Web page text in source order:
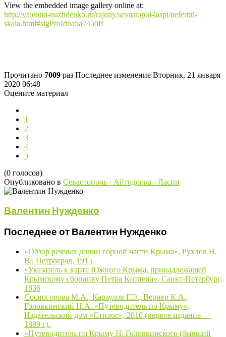
View the embedded image gallery online at:
http://valentin-nuzhdenko.ru/rajony/sevastopol-laspi/nefertiti-
skala.html#sigProIdba5a2450ff
Прочитано 7009 раз Последнее изменение Вторник, 21 января
2020 06:48
Оцените материал
1
2
3
4
5
(0 голосов)
Опубликовано в Севастополь - Айтодорка - Ласпи
Валентин Нужденко
Последнее от Валентин Нужденко
«Обзор речных долин горной части Крыма», Рухлов Н.
В., Петроград, 1915
«Указатель к карте Южного Крыма, принадлежащей
Крымскому сборнику Петра Кеппена», Санкт-Петербург,
1836
Сосногорова М.А., Караулов Г.Э., Вернер К.А.,
Головкинский Н.А. «Путеводитель по Крыму»,
Издательский дом «Стилос», 2010 (первое издание —
1889 г).
«Путеводитель по Крыму Н. Головкинского (бывший